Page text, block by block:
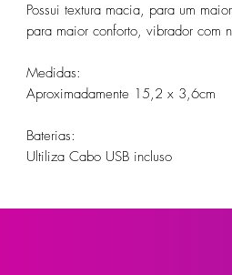
Possui textura macia, para um
para maior conforto, vibrador com
Medidas:
Aproximadamente 15,2 x 3,6cm
Baterias:
Ultiliza Cabo USB incluso